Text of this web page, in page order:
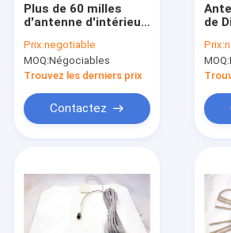
Plus de 60 milles
d'antenne d'intérieur
TVHD avec le
propulseur
détachable de signal
Prix:negotiable
MOQ:Négociables
Trouvez les derniers prix
Contactez
de
Prix:
MOQ: